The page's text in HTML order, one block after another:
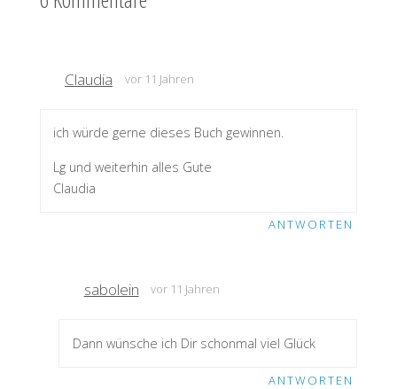
Claudia vor 11 Jahren
ich würde gerne dieses Buch gewinnen.
Lg und weiterhin alles Gute
Claudia
ANTWORTEN
sabolein vor 11 Jahren
Dann wünsche ich Dir schonmal viel Glück
ANTWORTEN